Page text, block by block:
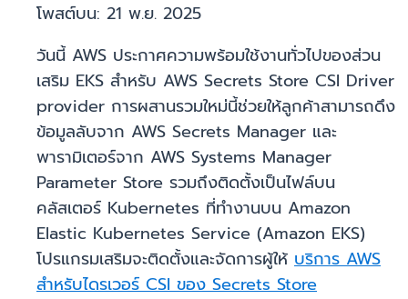
โพสต์บน: 21 พ.ย. 2025
วันนี้ AWS ประกาศความพร้อมใช้งานทั่วไปของส่วน
เสริม EKS สำหรับ AWS Secrets Store CSI Driver
provider การผสานรวมใหม่นี้ช่วยให้ลูกค้าสามารถดึง
ข้อมูลลับจาก AWS Secrets Manager และ
พารามิเตอร์จาก AWS Systems Manager
Parameter Store รวมถึงติดตั้งเป็นไฟล์บน
คลัสเตอร์ Kubernetes ที่ทำงานบน Amazon
Elastic Kubernetes Service (Amazon EKS)
โปรแกรมเสริมจะติดตั้งและจัดการผู้ให้ บริการ AWS
สำหรับไดรเวอร์ CSI ของ Secrets Store